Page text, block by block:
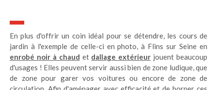
En plus d'offrir un coin idéal pour se détendre, les cours de
jardin à l'exemple de celle-ci en photo, à Flins sur Seine en
enrobé noir à chaud et dallage extérieur jouent beaucoup
d'usages ! Elles peuvent servir aussi bien de zone ludique, que
de zone pour garer vos voitures ou encore de zone de